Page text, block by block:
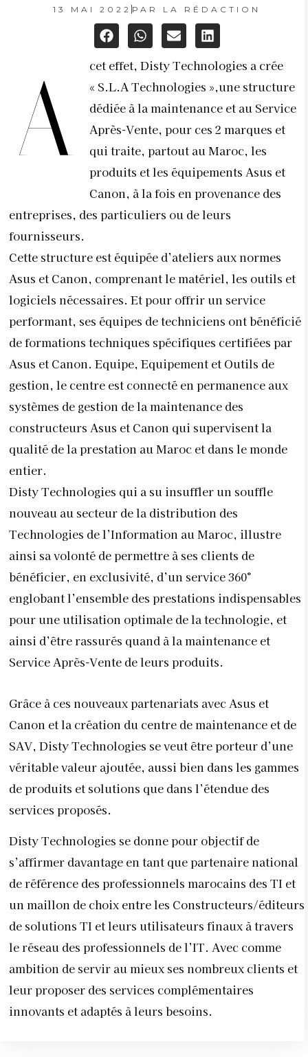
13 MAI 2022 PAR LA RÉDACTION
A
cet effet, Disty Technologies a crée
« S.L.A Technologies »,une structure
dédiée à la maintenance et au Service
Après-Vente, pour ces 2 marques et
qui traite, partout au Maroc, les
produits et les équipements Asus et
Canon, à la fois en provenance des
entreprises, des particuliers ou de leurs
fournisseurs.
Cette structure est équipée d’ateliers aux normes
Asus et Canon, comprenant le matériel, les outils et
logiciels nécessaires. Et pour offrir un service
performant, ses équipes de techniciens ont bénéficié
de formations techniques spécifiques certifiées par
Asus et Canon. Equipe, Equipement et Outils de
gestion, le centre est connecté en permanence aux
systèmes de gestion de la maintenance des
constructeurs Asus et Canon qui supervisent la
qualité de la prestation au Maroc et dans le monde
entier.
Disty Technologies qui a su insuffler un souffle
nouveau au secteur de la distribution des
Technologies de l’Information au Maroc, illustre
ainsi sa volonté de permettre à ses clients de
bénéficier, en exclusivité, d’un service 360°
englobant l’ensemble des prestations indispensables
pour une utilisation optimale de la technologie, et
ainsi d’être rassurés quand à la maintenance et
Service Après-Vente de leurs produits.
Grâce à ces nouveaux partenariats avec Asus et
Canon et la création du centre de maintenance et de
SAV, Disty Technologies se veut être porteur d’une
véritable valeur ajoutée, aussi bien dans les gammes
de produits et solutions que dans l’étendue des
services proposés.
Disty Technologies se donne pour objectif de
s’affirmer davantage en tant que partenaire national
de référence des professionnels marocains des TI et
un maillon de choix entre les Constructeurs/éditeurs
de solutions TI et leurs utilisateurs finaux à travers
le réseau des professionnels de l’IT. Avec comme
ambition de servir au mieux ses nombreux clients et
leur proposer des services complémentaires
innovants et adaptés à leurs besoins.